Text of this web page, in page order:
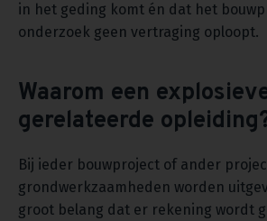
in het geding komt én dat het
onderzoek geen vertraging oploopt.
Waarom een
gerelateerde
Bij ieder bouwproject of ander
grondwerkzaamheden worden
groot belang dat er rekening wordt